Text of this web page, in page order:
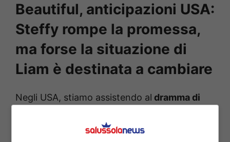
Beautiful, anticipazioni USA:
Steffy rompe la promessa,
ma forse la situazione di
Liam è destinata a cambiare
Negli USA, stiamo assistendo al dramma di
Spencer ha scoperto di avere una malattia